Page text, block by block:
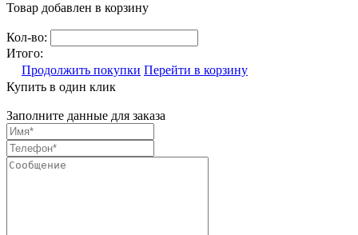
Товар добавлен в корзину
Кол-во:
Итого:
Продолжить покупки Перейти в корзину
Купить в один клик
Заполните данные для заказа